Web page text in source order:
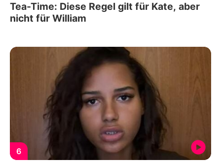
Tea-Time: Diese Regel gilt für Kate, aber
nicht für William
6